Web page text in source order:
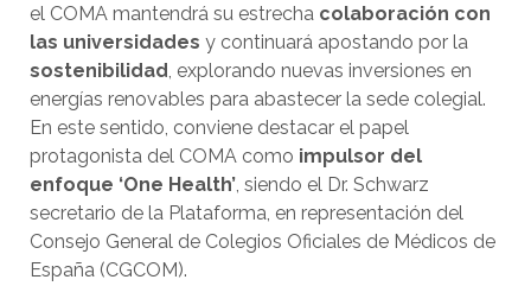
el COMA mantendrá su estrecha colaboración con
las universidades y continuará apostando por la
sostenibilidad , explorando nuevas inversiones en
energías renovables para abastecer la sede colegial.
En este sentido, conviene destacar el papel
protagonista del COMA como impulsor del
enfoque ‘One Health’ , siendo el Dr. Schwarz
secretario de la Plataforma, en representación del
Consejo General de Colegios Oficiales de Médicos de
España (CGCOM).